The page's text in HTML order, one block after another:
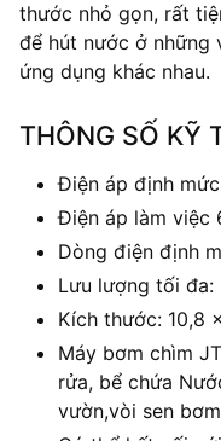
thước nhỏ gọn, rất
để hút nước ở những
ứng dụng khác nhau.
THÔNG SỐ KỸ
Điện áp định
Điện áp làm việc
Dòng điện định
Lưu lượng tối đa:
Kích thước: 10,8
Máy bơm chìm
rửa, bể chứa
vườn,vòi sen